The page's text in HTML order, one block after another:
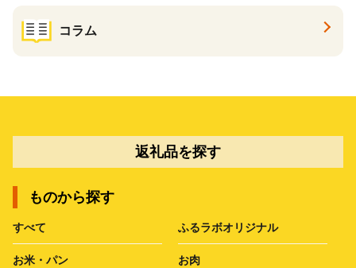
コラム
返礼品を探す
ものから探す
すべて ふるラボオリジナル
お米・パン お肉